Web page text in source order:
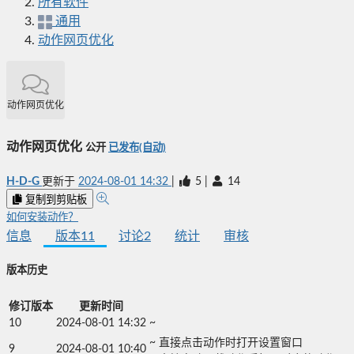
通用
动作网页优化
动作网页优化
动作网页优化 公开 已发布(自动)
H-D-G 更新于 2024-08-01 14:32 5 14
复制到剪贴板
如何安装动作？
信息 版本11 讨论2 统计 审核
版本历史
修订版本
更新时间
10
2024-08-01 14:32 ~
9 2024-08-01 10:40
~ 直接点击动作时打开设置窗口